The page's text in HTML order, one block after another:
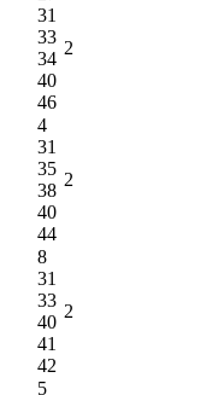
31
33
34
40
46
2
4
31
35
38
40
44
2
8
31
33
40
41
42
2
5